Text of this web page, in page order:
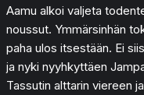
Aamu alkoi valjeta
noussut. Ymmärsinhän
paha ulos itsestään. Ei
ja nyki nyyhkyttäen
Tassutin alttarin viereen